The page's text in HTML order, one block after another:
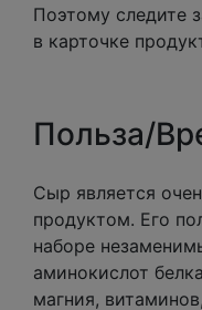
Поэтому следите
в карточке
Польза/
Сыр является
продуктом. Его
наборе
аминокислот
магния,